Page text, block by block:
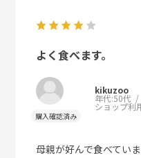
よく食べます。
kikuzoo
年代:50代
ショップ利
母親が好んで食べてい